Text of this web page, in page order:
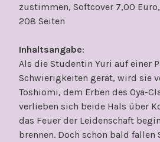
zustimmen, Softcover 7,00 Euro,
208 Seiten
Inhaltsangabe:
Als die Studentin Yuri auf einer
Schwierigkeiten gerät, wird sie
Toshiomi, dem Erben des Oya-
verlieben sich beide Hals über
das Feuer der Leidenschaft
brennen. Doch schon bald fallen